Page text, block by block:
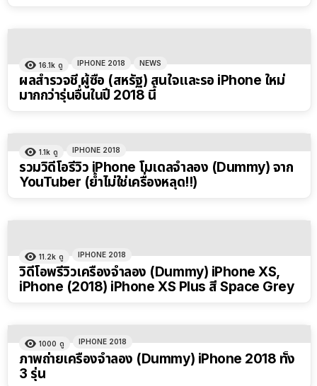
16.1k ดู IPHONE 2018 NEWS
ผลสำรวจชี้ ผู้ซื้อ (สหรัฐ) สนใจและรอ iPhone ใหม่
มากกว่ารุ่นอื่นในปี 2018 นี้
1.1k ดู IPHONE 2018
รวมวิดีโอรีวิว iPhone โมเดลจำลอง (Dummy) จาก
YouTuber (ย้ำไม่ใช่เครื่องหลุด!!)
11.2k ดู IPHONE 2018
วิดีโอพรีวิวเครื่องจำลอง (Dummy) iPhone XS,
iPhone (2018) iPhone XS Plus สี Space Grey
1000 ดู IPHONE 2018
ภาพถ่ายเครื่องจำลอง (Dummy) iPhone 2018 ทั้ง
3 รุ่น